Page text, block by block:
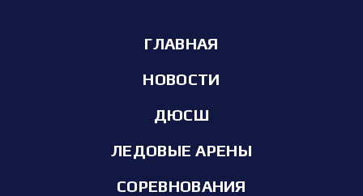
ГЛАВНАЯ
НОВОСТИ
ДЮСШ
ЛЕДОВЫЕ АРЕНЫ
СОРЕВНОВАНИЯ